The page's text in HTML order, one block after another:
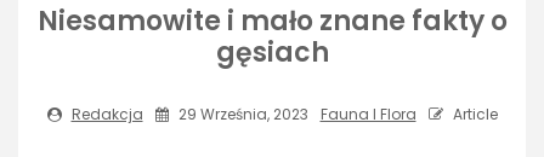
Niesamowite i mało znane fakty o
gęsiach
Redakcja 29 Września, 2023 Fauna I Flora Article